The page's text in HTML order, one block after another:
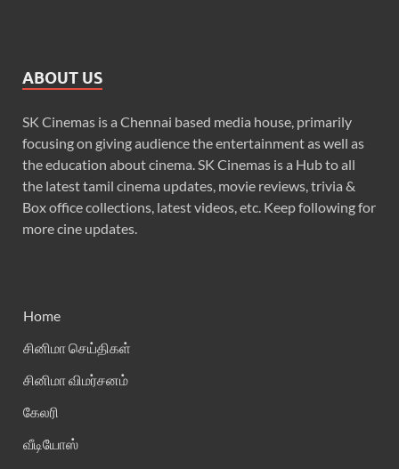
ABOUT US
SK Cinemas is a Chennai based media house, primarily
focusing on giving audience the entertainment as well as
the education about cinema. SK Cinemas is a Hub to all
the latest tamil cinema updates, movie reviews, trivia &
Box office collections, latest videos, etc. Keep following for
more cine updates.
Home
சினிமா செய்திகள்
சினிமா விமர்சனம்
கேலரி
வீடியோஸ்